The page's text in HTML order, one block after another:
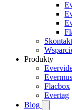
Produkty
Flacbox
Evertag
Blog